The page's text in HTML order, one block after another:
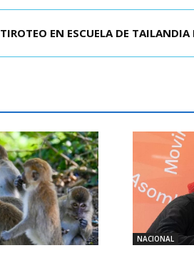
KAST LLEGÓ A COLOMBIA PARA
NACIONAL